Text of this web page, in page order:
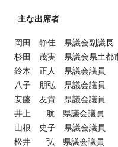
主な出席者
岡田 静佳 県議会副議長
杉田 茂実 県議会県土都
鈴木 正人 県議会議員
八子 朋弘 県議会議員
安藤 友貴 県議会議員
井上 航 県議会議員
山根 史子 県議会議員
松井 弘 県議会議員